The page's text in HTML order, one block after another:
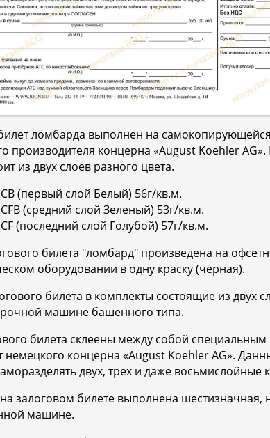
ломбарда выполнен на самокопирующейся
производителя концерна «August Koehler
из двух слоев разного цвета.
(первый слой Белый) 56г/кв.м.
(средний слой Зеленый) 53г/кв.м.
(последний слой Голубой) 57г/кв.м.
билета "ломбард" произведена на
оборудовании в одну краску (черная).
билета в комплекты состоящие из двух
машине башенного типа.
билета склеены между собой
немецкого концерна «August Koehler AG».
двух, трех и даже восьмислойные
залоговом билете выполнена шестизначная,
машине.